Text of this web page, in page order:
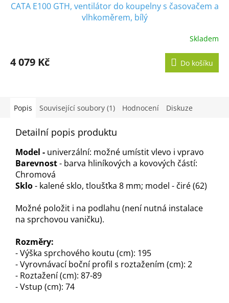
CATA E100 GTH, ventilátor do koupelny s časovačem a
vlhkoměrem, bílý
produktu
je
hvězdiček.
Skladem
4 079 Kč Do košíku
Popis Související soubory (1) Hodnocení Diskuze
Detailní popis produktu
Model - univerzální: možné umístit vlevo i vpravo
Barevnost- barva hliníkových a kovových částí:
Chromová
Sklo- kalené sklo, tloušťka 8 mm; model - čiré (62)
Možné položit i na podlahu (není nutná instalace
na sprchovou vaničku).
Rozměry:
- Výška sprchového koutu (cm): 195
- Vyrovnávací boční profil s roztažením (cm): 2
- Roztažení (cm): 87-89
- Vstup (cm): 74